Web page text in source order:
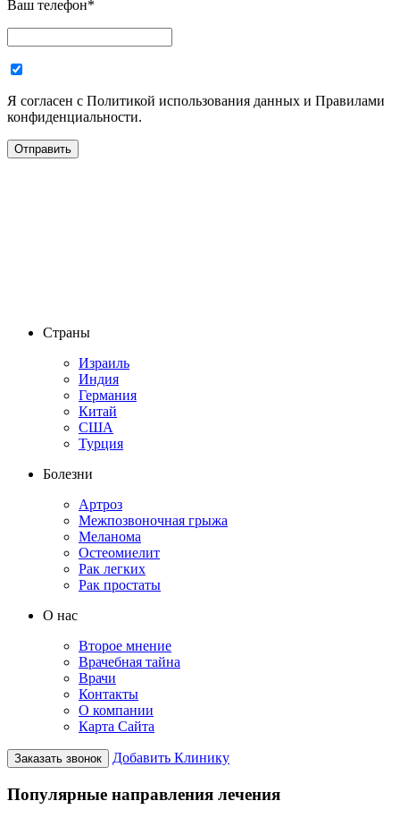
Ваш телефон*
Я согласен с Политикой использования данных и Правилами
конфиденциальности.
Страны
Израиль
Индия
Германия
Китай
США
Турция
Болезни
Артроз
Межпозвоночная грыжа
Меланома
Остеомиелит
Рак легких
Рак простаты
О нас
Второе мнение
Врачебная тайна
Врачи
Контакты
О компании
Карта Сайта
Заказать звонок Добавить Клинику
Популярные направления лечения